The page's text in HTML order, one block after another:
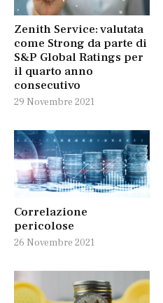
Zenith Service: valutata
come Strong da parte di
S&P Global Ratings per
il quarto anno
consecutivo
29 Novembre 2021
Correlazione
pericolose
26 Novembre 2021